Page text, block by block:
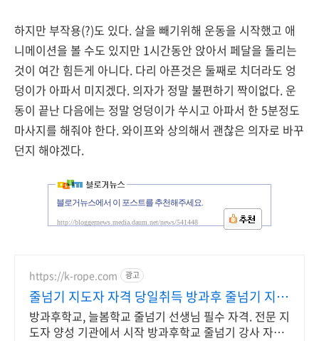
하지만 부작용(?)도 있다. 살을 빼기위해 운동을 시작했고 애
니메이션을 볼 수도 있지만 1시간동안 앉아서 페달을 돌리는
것이 여간 힘든게 아니다. 다리 아픈것은 둘째로 치더라도 엉
덩이가 아파서 미지겠다. 의자가 정말 불편하기 짝이없다. 운
동이 끝난 다음에는 정말 엉덩이가 쑤시고 아파서 한 5분정도
마사지를 해줘야 한다. 와이프와 상의해서 괜찮은 의자로 바꾸
던지 해야겠다.
블로거뉴스에서 이 포스트를 추천해주세요.
http://bloggernews.media.daum.net/news/541448
https://k-rope.com 광고
줄넘기 지도자 자격 당일취득 방과후 줄넘기 지도
자 양성
방과후학교, 늘봄학교 줄넘기 선생님 필수 자격. 전문 지
도자 양성 기관에서 시작 방과후학교 줄넘기 강사 자격